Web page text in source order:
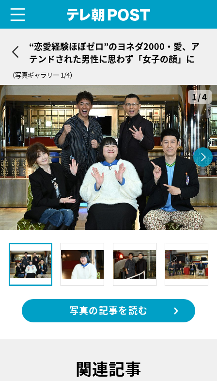
“恋愛経験ほぼゼロ”のヨネダ2000・愛、ア
テンドされた男性に思わず「女子の顔」に
（写真ギャラリー 1/4）
1/4
写真の記事を読む
関連記事